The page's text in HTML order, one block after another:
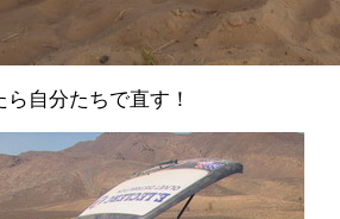
自分たちで直す！